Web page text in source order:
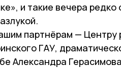
и такие вечера редко
партнёрам — Центру
ГАУ,
Александра